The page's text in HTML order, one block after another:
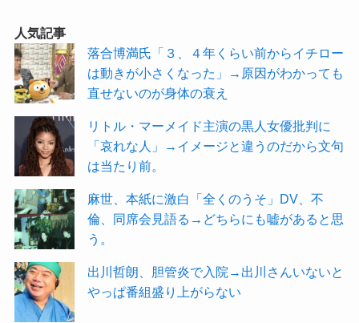
人気記事
落合博満氏「３、４年くらい前からイチロー
は動きが小さくなった」→原因がわかっても
直せないのが身体の衰え
リトル・マーメイド主演の黒人女優批判に
「哀れな人」→イメージと違うのだから文句
は当たり前。
麻世、本紙に激白「全くのうそ」DV、不
倫、同席会見語る→どちらにも嘘があると思
う。
出川哲朗、胆管炎で入院→出川さんいないと
やっぱ番組盛り上がらない